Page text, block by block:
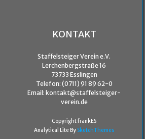
KONTAKT
Staffelsteiger Verein e.V.
Lerchenbergstraße 16
73733 Esslingen
Telefon: (0711) 91 89 62-0
Email: kontakt@staffelsteiger-
verein.de
Copyright frankES
Analytical Lite By SketchThemes